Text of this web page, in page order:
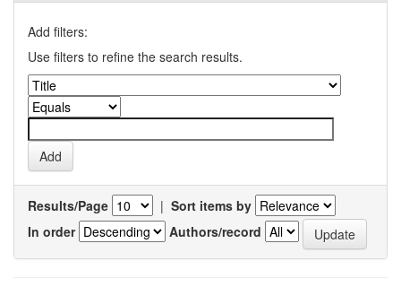
Add filters:
Use filters to refine the search results.
Results/Page | Sort items by
In order
Authors/record